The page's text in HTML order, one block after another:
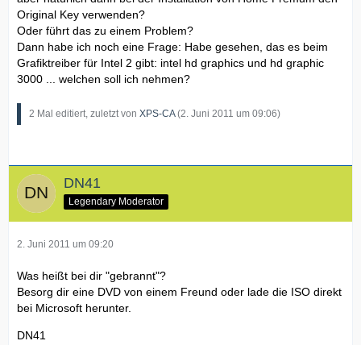
Original Key verwenden?
Oder führt das zu einem Problem?
Dann habe ich noch eine Frage: Habe gesehen, das es beim
Grafiktreiber für Intel 2 gibt: intel hd graphics und hd graphic
3000 ... welchen soll ich nehmen?
2 Mal editiert, zuletzt von XPS-CA(2. Juni 2011 um 09:06)
DN41
Legendary Moderator
2. Juni 2011 um 09:20
Was heißt bei dir "gebrannt"?
Besorg dir eine DVD von einem Freund oder lade die ISO direkt
bei Microsoft herunter.
DN41